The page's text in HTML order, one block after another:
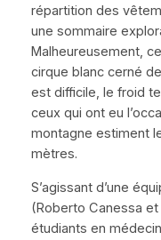
répartition des
une sommaire
Malheureusement,
cirque blanc cerné
est difficile, le froid
ceux qui ont eu
montagne estiment
mètres.
S’agissant d’une
(Roberto Canessa et
étudiants en